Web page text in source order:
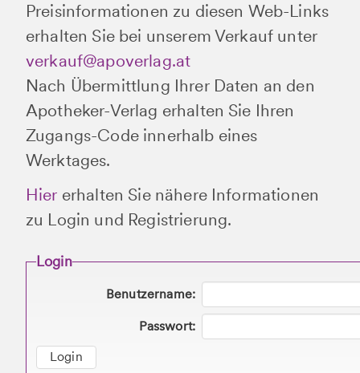
Preisinformationen zu diesen Web-Links
erhalten Sie bei unserem Verkauf unter
verkauf@apoverlag.at
Nach Übermittlung Ihrer Daten an den
Apotheker-Verlag erhalten Sie Ihren
Zugangs-Code innerhalb eines
Werktages.
Hier erhalten Sie nähere Informationen
zu Login und Registrierung.
Login
Benutzername:
Passwort:
Login